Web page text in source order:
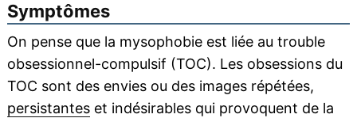
Symptômes
On pense que la mysophobie est liée au trouble
obsessionnel-compulsif (TOC). Les obsessions du
TOC sont des envies ou des images répétées,
persistanteset indésirables qui provoquent de la